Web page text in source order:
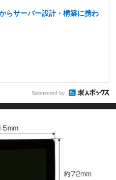
らサーバー設計・構築に携わ
Sponsored by